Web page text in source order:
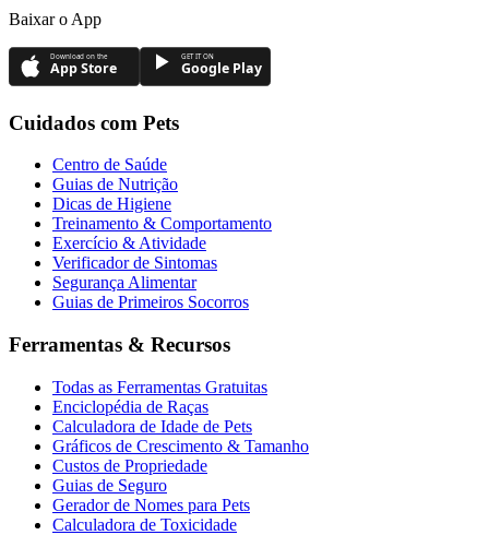
Baixar o App
Download on the
App Store
GET IT ON
Google Play
Cuidados com Pets
Centro de Saúde
Guias de Nutrição
Dicas de Higiene
Treinamento & Comportamento
Exercício & Atividade
Verificador de Sintomas
Segurança Alimentar
Guias de Primeiros Socorros
Ferramentas & Recursos
Todas as Ferramentas Gratuitas
Enciclopédia de Raças
Calculadora de Idade de Pets
Gráficos de Crescimento & Tamanho
Custos de Propriedade
Guias de Seguro
Gerador de Nomes para Pets
Calculadora de Toxicidade